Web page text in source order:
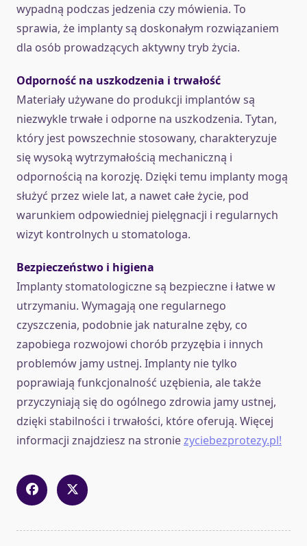
wypadną podczas jedzenia czy mówienia. To
sprawia, że implanty są doskonałym rozwiązaniem
dla osób prowadzących aktywny tryb życia.
Odporność na uszkodzenia i trwałość
Materiały używane do produkcji implantów są
niezwykle trwałe i odporne na uszkodzenia. Tytan,
który jest powszechnie stosowany, charakteryzuje
się wysoką wytrzymałością mechaniczną i
odpornością na korozję. Dzięki temu implanty mogą
służyć przez wiele lat, a nawet całe życie, pod
warunkiem odpowiedniej pielęgnacji i regularnych
wizyt kontrolnych u stomatologa.
Bezpieczeństwo i higiena
Implanty stomatologiczne są bezpieczne i łatwe w
utrzymaniu. Wymagają one regularnego
czyszczenia, podobnie jak naturalne zęby, co
zapobiega rozwojowi chorób przyzębia i innych
problemów jamy ustnej. Implanty nie tylko
poprawiają funkcjonalność uzębienia, ale także
przyczyniają się do ogólnego zdrowia jamy ustnej,
dzięki stabilności i trwałości, które oferują. Więcej
informacji znajdziesz na stroniezyciebezprotezy.pl!